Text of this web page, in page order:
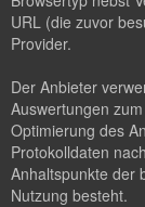
URL (die zuvor
Provider.
Der Anbieter
Auswertungen
Optimierung des
Protokolldaten
Anhaltspunkte der
Nutzung besteht.